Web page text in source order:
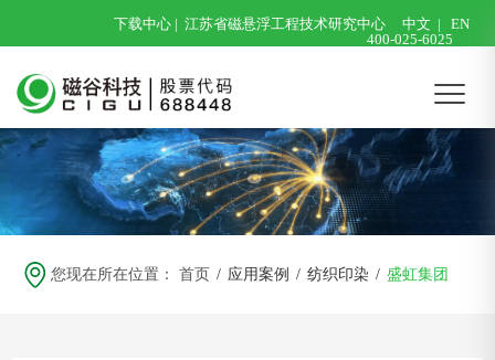
下载中心 |江苏省磁悬浮工程技术研究中心 中文 |
EN
400-025-6025
您现在所在位置：首页 / 应用案例 / 纺织印染 / 盛虹集团